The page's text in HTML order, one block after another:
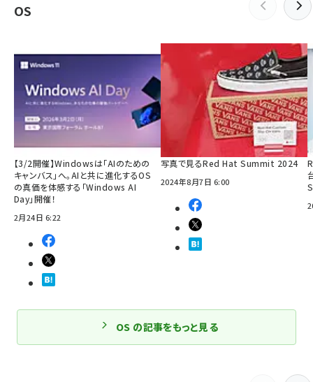
OS
【3/2開催】Windowsは「AIのための
キャンバス」へ。AIと共に進化するOS
の真価を体感する「Windows AI
Day」開催！
2月24日 6:22
写真で見るRed Hat Summit 2024
2024年8月7日 6:00
OS の記事をもっと見る